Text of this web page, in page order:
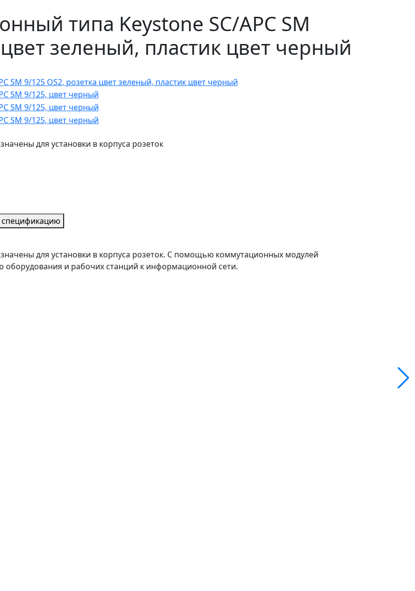
типа Keystone SC/APC SM
зеленый, пластик цвет черный
для установки в корпуса розеток
для установки в корпуса розеток. С помощью коммутационных модулей
оборудования и рабочих станций к информационной сети.